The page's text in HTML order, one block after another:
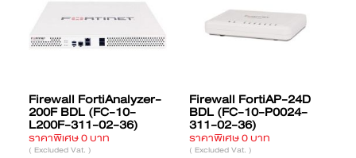
Firewall FortiAnalyzer-
200F BDL (FC-10-
L200F-311-02-36)
ราคาพิเศษ 0 บาท
( Excluded Vat. )
Firewall FortiAP-24D
BDL (FC-10-P0024-
311-02-36)
ราคาพิเศษ 0 บาท
( Excluded Vat. )